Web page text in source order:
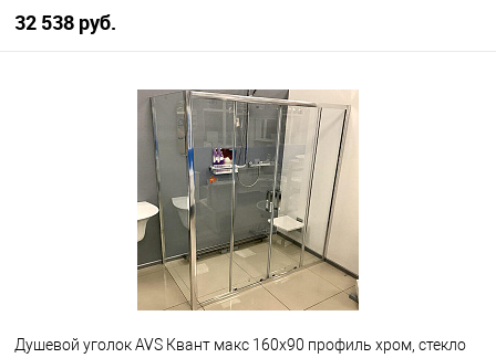
32 538 руб.
В корзину
В наличии
Душевой уголок AVS Квант макс 160x90 профиль хром, стекло